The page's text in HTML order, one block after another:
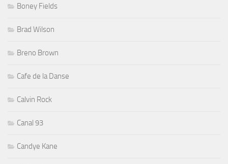
Boney Fields
Brad Wilson
Breno Brown
Cafe de la Danse
Calvin Rock
Canal 93
Candye Kane